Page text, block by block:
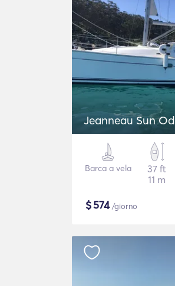
Jeanneau Sun
Barca a vela
37 ft
11 m
$574/giorno